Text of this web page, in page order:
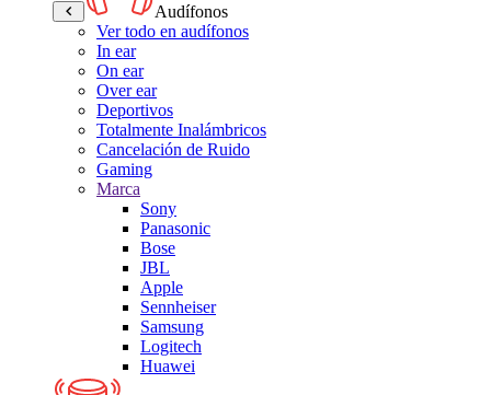
Audífonos
Ver todo en audífonos
In ear
On ear
Over ear
Deportivos
Totalmente Inalámbricos
Cancelación de Ruido
Gaming
Marca
Sony
Panasonic
Bose
JBL
Apple
Sennheiser
Samsung
Logitech
Huawei